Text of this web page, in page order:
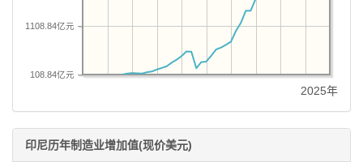
108.84亿元
1108.84亿元
2025年
印尼历年制造业增加值(现价美元)